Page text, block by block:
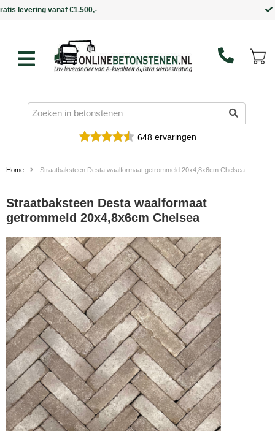
Binnen 5 werkdagen in huis
648ervaringen
Home Straatbaksteen Desta waalformaat getrommeld 20x4,8x6cm Chelsea
Straatbaksteen Desta waalformaat
getrommeld 20x4,8x6cm Chelsea